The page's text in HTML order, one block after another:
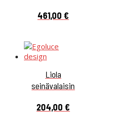
461,00€
Liola
seinävalaisin
204,00€